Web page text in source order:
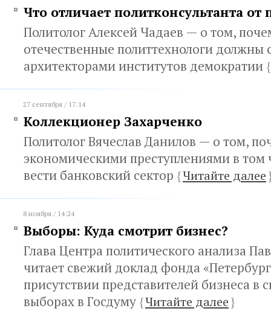
Что отличает политконсультанта от
Политолог Алексей Чадаев — о том,
отечественные политтехнологи должны
архитекторами институтов демократии {
27 сентября / 17:14
Коллекционер Захарченко
Политолог Вячеслав Данилов — о том,
экономическими преступлениями в том
вести банковский сектор {Читайте далее
8 ноября / 14:24
Выборы: Куда смотрит бизнес?
Глава Центра политического анализа
читает свежий доклад фонда
присутствии представителей бизнеса в
выборах в Госдуму {Читайте далее}